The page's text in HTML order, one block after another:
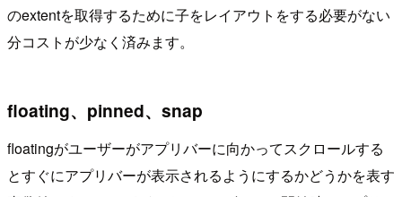
のextentを取得するために子をレイアウトをする必要がない
分コストが少なく済みます。
floating、pinned、snap
floatingがユーザーがアプリバーに向かってスクロールする
とすぐにアプリバーが表示されるようにするかどうかを表す